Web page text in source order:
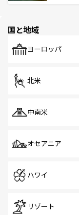
で、ホー
国と地域
ヨーロッパ
北米
中南米
オセアニア
ハワイ
リゾート